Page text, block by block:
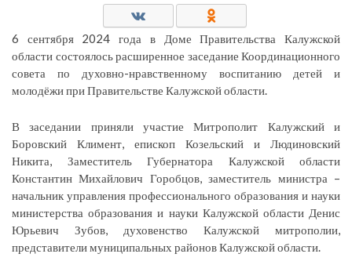
6 сентября 2024 года в Доме Правительства Калужской
области состоялось расширенное заседание Координационного
совета по духовно-нравственному воспитанию детей и
молодёжи при Правительстве Калужской области.
В заседании приняли участие Митрополит Калужский и
Боровский Климент, епископ Козельский и Людиновский
Никита, Заместитель Губернатора Калужской области
Константин Михайлович Горобцов, заместитель министра –
начальник управления профессионального образования и науки
министерства образования и науки Калужской области Денис
Юрьевич Зубов, духовенство Калужской митрополии,
представители муниципальных районов Калужской области.